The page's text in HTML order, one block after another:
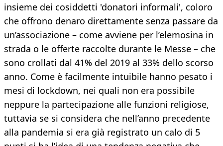
insieme dei cosiddetti 'donatori informali', coloro
che offrono denaro direttamente senza passare da
un’associazione – come avviene per l’elemosina in
strada o le offerte raccolte durante le Messe – che
sono crollati dal 41% del 2019 al 33% dello scorso
anno. Come è facilmente intuibile hanno pesato i
mesi di lockdown, nei quali non era possibile
neppure la partecipazione alle funzioni religiose,
tuttavia se si considera che nell’anno precedente
alla pandemia si era già registrato un calo di 5